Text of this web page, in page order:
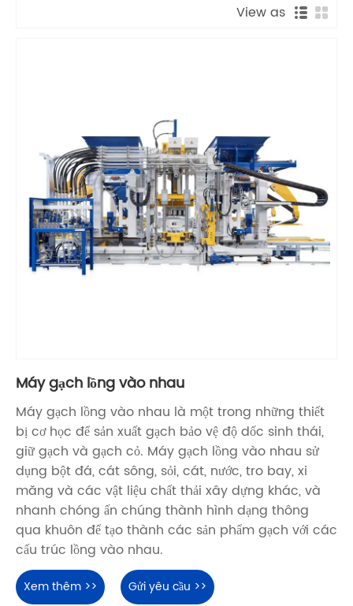
View as
Máy gạch lồng vào nhau
Máy gạch lồng vào nhau là một trong những thiết
bị cơ học để sản xuất gạch bảo vệ độ dốc sinh thái,
giữ gạch và gạch cỏ. Máy gạch lồng vào nhau sử
dụng bột đá, cát sông, sỏi, cát, nước, tro bay, xi
măng và các vật liệu chất thải xây dựng khác, và
nhanh chóng ấn chúng thành hình dạng thông
qua khuôn để tạo thành các sản phẩm gạch với các
cấu trúc lồng vào nhau.
Xem thêm >> Gửi yêu cầu >>